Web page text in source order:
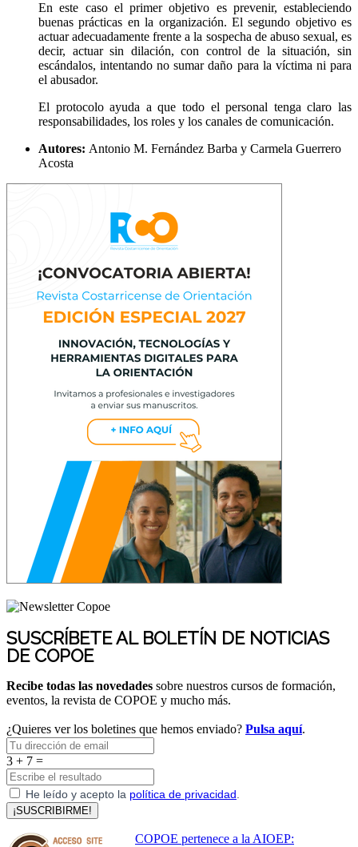
En este caso el primer objetivo es prevenir, estableciendo
buenas prácticas en la organización. El segundo objetivo es
actuar adecuadamente frente a la sospecha de abuso sexual, es
decir, actuar sin dilación, con control de la situación, sin
escándalos, intentando no sumar daño para la víctima ni para
el abusador.
El protocolo ayuda a que todo el personal tenga claro las
responsabilidades, los roles y los canales de comunicación.
Autores: Antonio M. Fernández Barba y Carmela Guerrero
Acosta
SUSCRÍBETE AL BOLETÍN DE NOTICIAS
DE COPOE
Recibe todas las novedades sobre nuestros cursos de formación,
eventos, la revista de COPOE y mucho más.
¿Quieres ver los boletines que hemos enviado? Pulsa aquí.
3 + 7 =
He leído y acepto la política de privacidad
¡SUSCRIBIRME!
COPOE pertenece a la AIOEP: